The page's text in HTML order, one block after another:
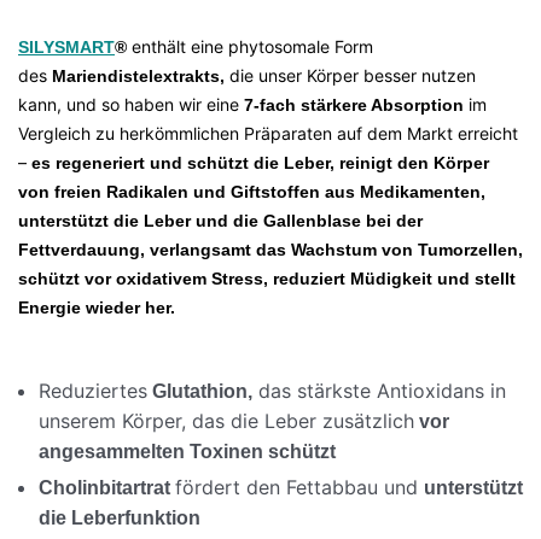
SILYSMART® enthält eine phytosomale Form
des Mariendistelextrakts, die unser Körper besser nutzen
kann, und so haben wir eine 7-fach stärkere Absorption im
Vergleich zu herkömmlichen Präparaten auf dem Markt erreicht
– es regeneriert und schützt die Leber, reinigt den Körper
von freien Radikalen und Giftstoffen aus Medikamenten,
unterstützt die Leber und die Gallenblase bei der
Fettverdauung, verlangsamt das Wachstum von Tumorzellen,
schützt vor oxidativem Stress, reduziert Müdigkeit und stellt
Energie wieder her.
Reduziertes Glutathion, das stärkste Antioxidans in
unserem Körper, das die Leber zusätzlich vor
angesammelten Toxinen schützt
Cholinbitartrat fördert den Fettabbau und unterstützt
die Leberfunktion